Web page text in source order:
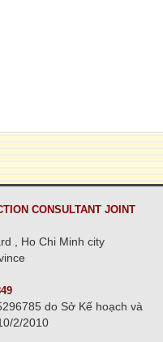
CONSULTANT JOINT
, Ho Chi Minh city
do Sở Kế hoạch và
2/2010